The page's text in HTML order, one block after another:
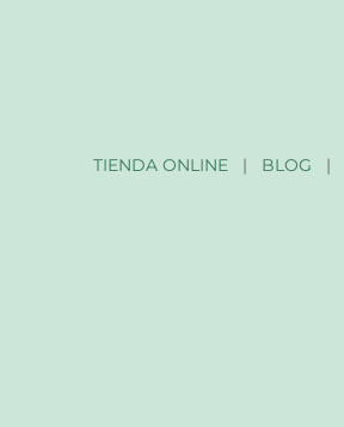
TIENDA ONLINE| BLOG |